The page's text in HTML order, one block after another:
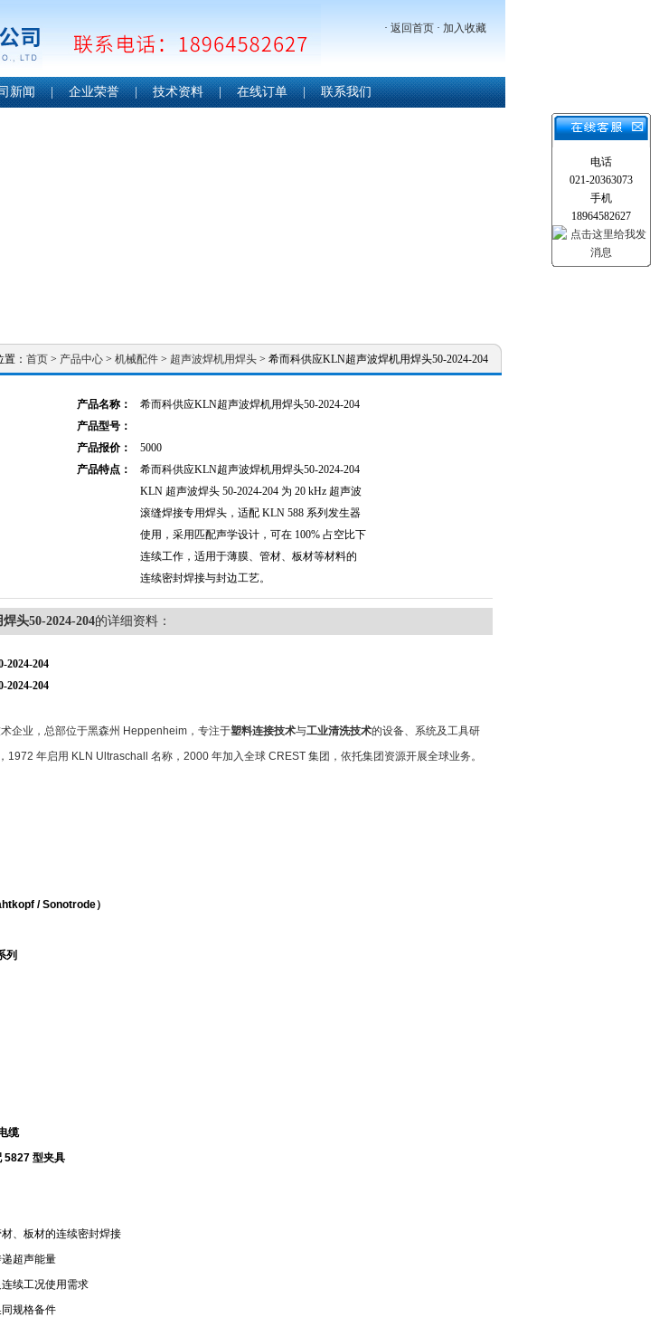
· 返回首页 · 加入收藏
新闻 | 企业荣誉 | 技术资料 | 在线订单 | 联系我们
置： 首页 > 产品中心 > 机械配件 > 超声波焊机用焊头 > 希而科供应KLN超声波焊机用焊头50-2024-204
产品名称：
希而科供应KLN超声波焊机用焊头50-2024-204
产品型号：
产品报价：
5000
产品特点：
希而科供应KLN超声波焊机用焊头50-2024-204
KLN 超声波焊头 50-2024-204 为 20 kHz 超声波
滚缝焊接专用焊头，适配 KLN 588 系列发生器
使用，采用匹配声学设计，可在 100% 占空比下
连续工作，适用于薄膜、管材、板材等材料的
连续密封焊接与封边工艺。
头50-2024-204的详细资料：
2024-204
2024-204
企业，总部位于黑森州 Heppenheim ，专注于塑料连接技术与工业清洗技术的设备、系统及工具研
1972 年启用 KLN Ultraschall 名称， 2000 年加入全球 CREST 集团，依托集团资源开展全球业务。
/ Sonotrode）
列
缆
5827 型夹具
、板材的连续密封焊接
超声能量
续工况使用需求
规格备件
电话
021-20363073
手机
18964582627